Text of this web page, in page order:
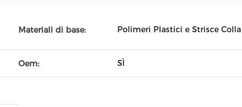
Materiali di base: Polimeri Plastici e Strisce Colla
Oem: SÌ